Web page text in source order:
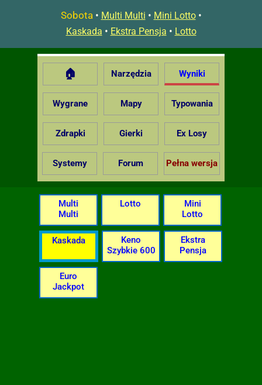
Sobota• Multi Multi • Mini Lotto•
Kaskada • Ekstra Pensja • Lotto
🏠 Narzędzia Wyniki
Wygrane Mapy Typowania
Zdrapki Gierki Ex Losy
Systemy Forum Pełna wersja
Multi
Multi
Lotto
Mini
Lotto
Kaskada
Keno
Szybkie 600
Ekstra
Pensja
Euro
Jackpot